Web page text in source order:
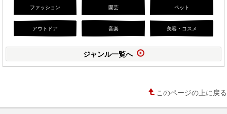
ファッション 園芸 ペット
アウトドア 音楽 美容・コスメ
ジャンル一覧へ
このページの上に戻る